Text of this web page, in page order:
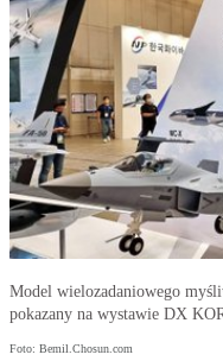
Model wielozadaniowego
pokazany na wystawie DX
Foto: Bemil.Chosun.com